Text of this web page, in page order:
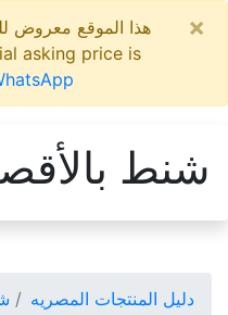
asking price is
شنط
دليل المنتجات المصريه